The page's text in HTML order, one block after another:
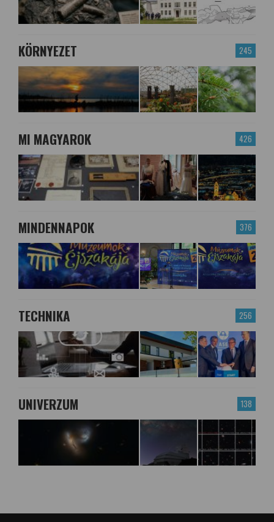
245
KÖRNYEZET
426
MI MAGYAROK
376
MINDENNAPOK
256
TECHNIKA
138
UNIVERZUM